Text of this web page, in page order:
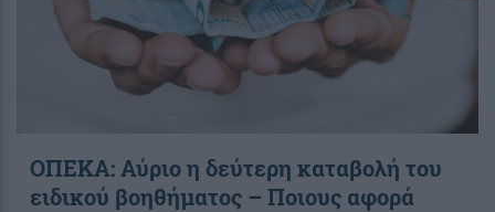
ΟΠΕΚΑ: Αύριο η δεύτερη καταβολή του
ειδικού βοηθήματος – Ποιους αφορά